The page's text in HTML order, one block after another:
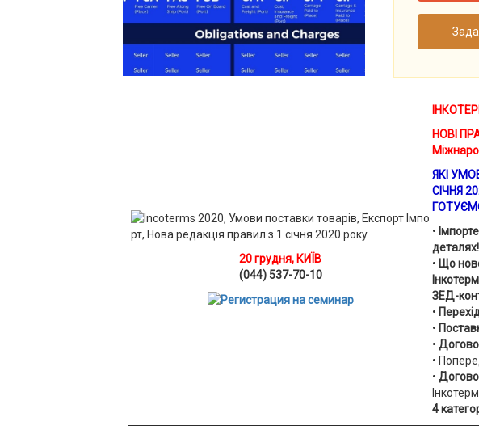
20 грудня, КИЇВ
(044) 537-70-10
НОВІ
ЯКІ
СІЧНЯ
•
деталях!
• Що
ЗЕД-
•
•
•
•
•
4